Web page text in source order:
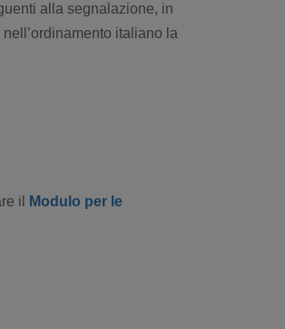
alla segnalazione, in
italiano la
il
Modulo per le